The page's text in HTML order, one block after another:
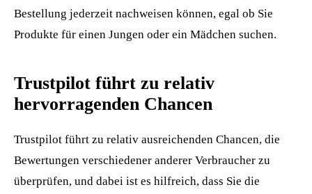
Bestellung jederzeit nachweisen können, egal ob Sie
Produkte für einen Jungen oder ein Mädchen suchen.
Trustpilot führt zu relativ
hervorragenden Chancen
Trustpilot führt zu relativ ausreichenden Chancen, die
Bewertungen verschiedener anderer Verbraucher zu
überprüfen, und dabei ist es hilfreich, dass Sie die